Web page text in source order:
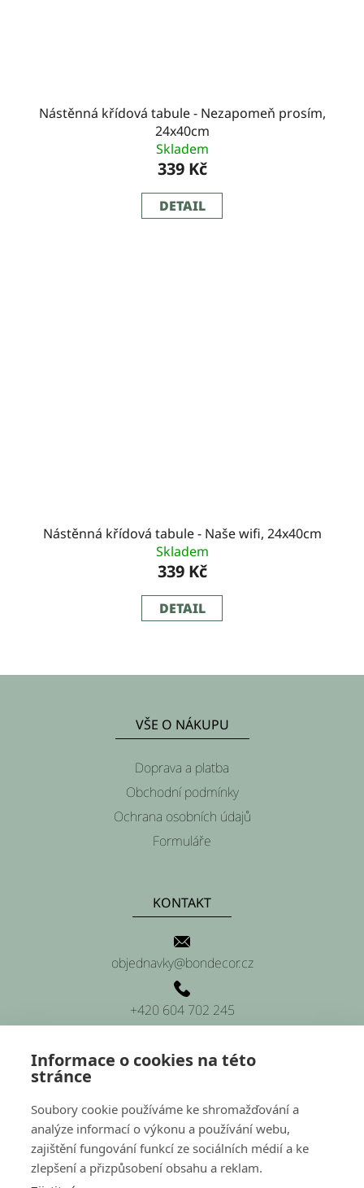
Informace o cookies na této
stránce
Soubory cookie používáme ke shromažďování a
analýze informací o výkonu a používání webu,
zajištění fungování funkcí ze sociálních médií a ke
zlepšení a přizpůsobení obsahu a reklam.
Nástěnná křídová tabule - Nezapomeň prosím,
24x40cm
Skladem
339 Kč
DETAIL
Nástěnná křídová tabule - Naše wifi, 24x40cm
Skladem
339 Kč
DETAIL
VŠE O NÁKUPU
Doprava a platba
Obchodní podmínky
Ochrana osobních údajů
Formuláře
KONTAKT
objednavky@bondecor.cz
+420 604 702 245
Platnéřská 88/9, Praha 1 (sídlo firmy)